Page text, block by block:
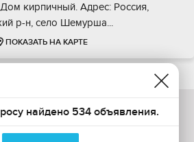
киpпичный. Адреc: Pоссия,
p-н, сeлo Шемуpшa...
ПОКАЗАТЬ НА КАРТЕ
найдено 534 объявления.